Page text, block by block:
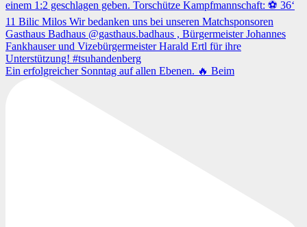
Ein erfolgreicher Sonntag auf allen Ebenen. 🔥 Beim